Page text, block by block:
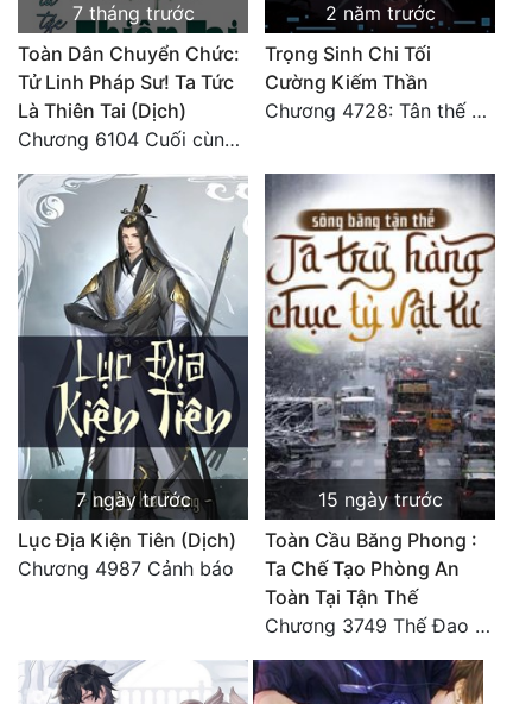
Tu Chân
Tu Tiên
Tội Phạm
Vô Địch
Võ Hiệp
Võng Du
Xuyên Không
Xuyên Nhanh
Xuyên Sách
Xuyên Thư
Điền Văn
Đô Thị
Đồng Nhân
7 tháng trước
Toàn Dân Chuyển Chức:
Tử Linh Pháp Sư! Ta Tức
Là Thiên Tai (Dịch)
Chương 6104 Cuối cùng (HẾT)
2 năm trước
Trọng Sinh Chi Tối
Cường Kiếm Thần
Chương 4728: Tân thế giới (đại kết cục) (10)
7 ngày trước
Lục Địa Kiện Tiên (Dịch)
Chương 4987 Cảnh báo
15 ngày trước
Toàn Cầu Băng Phong :
Ta Chế Tạo Phòng An
Toàn Tại Tận Thế
Chương 3749 Thế Đao xuất kích